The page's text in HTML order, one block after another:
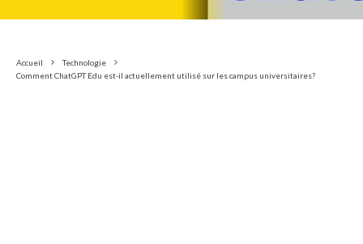
Accueil
Technologie
Comment ChatGPT Edu est-il actuellement utilisé sur les campus universitaires?